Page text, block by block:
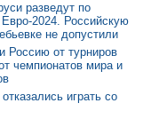
разведут по
2024. Российскую
не допустили
от турниров
чемпионатов мира и
играть со